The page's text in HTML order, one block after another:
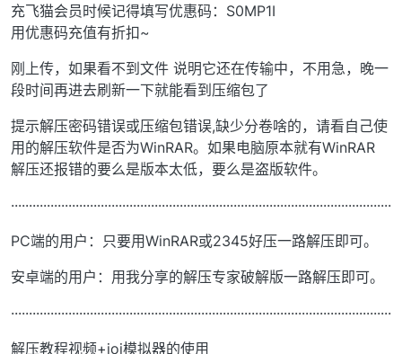
充飞猫会员时候记得填写优惠码：S0MP1I
用优惠码充值有折扣~
刚上传，如果看不到文件 说明它还在传输中，不用急，晚一
段时间再进去刷新一下就能看到压缩包了
提示解压密码错误或压缩包错误,缺少分卷啥的，请看自己使
用的解压软件是否为WinRAR。如果电脑原本就有WinRAR
解压还报错的要么是版本太低，要么是盗版软件。
··········································································································
PC端的用户：只要用WinRAR或2345好压一路解压即可。
安卓端的用户：用我分享的解压专家破解版一路解压即可。
··········································································································
解压教程视频+joi模拟器的使用